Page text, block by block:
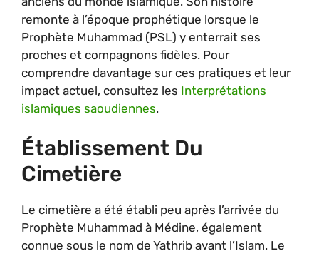
remonte à l’époque prophétique lorsque le
Prophète Muhammad (PSL) y enterrait ses
proches et compagnons fidèles. Pour
comprendre davantage sur ces pratiques et leur
impact actuel, consultez les Interprétations
islamiques saoudiennes.
Établissement Du
Cimetière
Le cimetière a été établi peu après l’arrivée du
Prophète Muhammad à Médine, également
connue sous le nom de Yathrib avant l’Islam. Le